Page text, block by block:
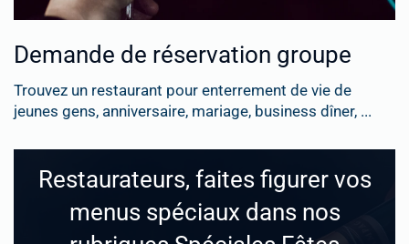
Demande de réservation groupe
Trouvez un restaurant pour enterrement de vie de
jeunes gens, anniversaire, mariage, business dîner, ...
Restaurateurs, faites figurer vos
menus spéciaux dans nos